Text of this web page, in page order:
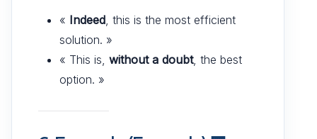
« Indeed , this is the most efficient
solution. »
« This is, without a doubt, the best
option. »